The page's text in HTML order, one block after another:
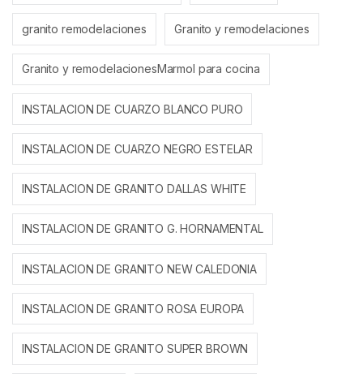
granito remodelaciones Granito y remodelaciones
Granito y remodelacionesMarmol para cocina
INSTALACION DE CUARZO BLANCO PURO
INSTALACION DE CUARZO NEGRO ESTELAR
INSTALACION DE GRANITO DALLAS WHITE
INSTALACION DE GRANITO G. HORNAMENTAL
INSTALACION DE GRANITO NEW CALEDONIA
INSTALACION DE GRANITO ROSA EUROPA
INSTALACION DE GRANITO SUPER BROWN